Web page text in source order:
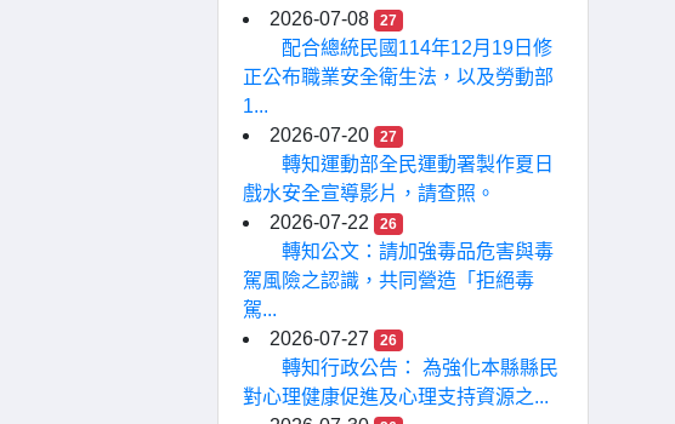
2026-07-08
27
配合總統民國114年12月19日修
正公布職業安全衛生法，以及勞動部
1...
2026-07-20
27
轉知運動部全民運動署製作夏日
戲水安全宣導影片，請查照。
2026-07-22
26
轉知公文：請加強毒品危害與毒
駕風險之認識，共同營造「拒絕毒
駕...
2026-07-27
26
轉知行政公告： 為強化本縣縣民
對心理健康促進及心理支持資源之...